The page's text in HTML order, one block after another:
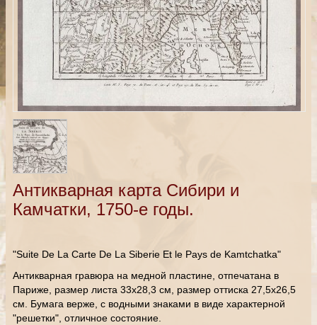
Антикварная карта Сибири и
Камчатки, 1750-е годы.
"Suite De La Carte De La Siberie Et le Pays de Kamtchatka"
Антикварная гравюра на медной пластине, отпечатана в
Париже, размер листа 33х28,3 см, размер оттиска 27,5х26,5
см. Бумага верже, с водными знаками в виде характерной
"решетки", отличное состояние.